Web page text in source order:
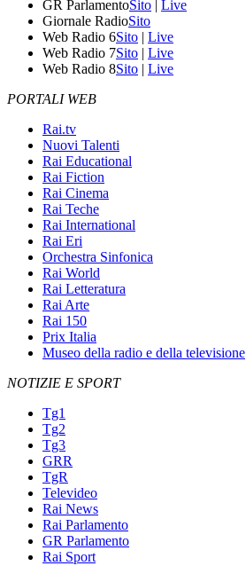
GR ParlamentoSito
Live
Giornale RadioSito
Web Radio 6Sito | Live
Web Radio 7Sito | Live
Web Radio 8Sito | Live
PORTALI WEB
Rai.tv
Nuovi Talenti
Rai Educational
Rai Fiction
Rai Cinema
Rai Teche
Rai International
Rai Eri
Orchestra Sinfonica
Rai World
Rai Letteratura
Rai Arte
Rai 150
Prix Italia
Museo della radio e della televisione
NOTIZIE E SPORT
Tg1
Tg2
Tg3
GRR
TgR
Televideo
Rai News
Rai Parlamento
GR Parlamento
Rai Sport